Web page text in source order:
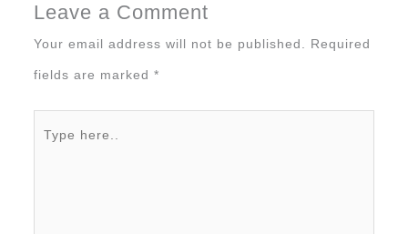
Leave a Comment
Your email address will not be published. Required
fields are marked *